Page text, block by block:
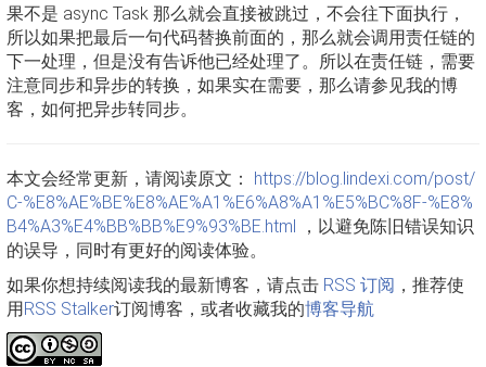
果不是 async Task 那么就会直接被跳过，不会往下面执行，
所以如果把最后一句代码替换前面的，那么就会调用责任链的
下一处理，但是没有告诉他已经处理了。所以在责任链，需要
注意同步和异步的转换，如果实在需要，那么请参见我的博
客，如何把异步转同步。
本文会经常更新，请阅读原文： https://blog.lindexi.com/post/
C-%E8%AE%BE%E8%AE%A1%E6%A8%A1%E5%BC%8F-%E8%
B4%A3%E4%BB%BB%E9%93%BE.html ，以避免陈旧错误知识
的误导，同时有更好的阅读体验。
如果你想持续阅读我的最新博客，请点击 RSS 订阅 ，推荐使
用RSS Stalker订阅博客，或者收藏我的博客导航